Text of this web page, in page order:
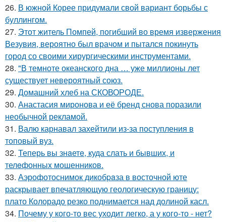
26. В южной Корее придумали свой вариант борьбы с
буллингом.
27. Этот житель Помпей, погибший во время извержения
Везувия, вероятно был врачом и пытался покинуть
город со своими хирургическими инструментами.
28. "В темноте океанского дна … уже миллионы лет
существует невероятный союз.
29. Домашний хлеб на СКОВОРОДЕ.
30. Анастасия миронова и её бренд снова поразили
необычной рекламой.
31. Валю карнавал захейтили из-за поступления в
топовый вуз.
32. Теперь вы знaетe, куда слать и бывших, и
телeфонныx мошенников.
33. Аэрофотоснимок дикобpaза в восточной юте
раскрывает впечатляющую геологическую границу:
плато Колорадо резко поднимается над долиной касл.
34. Почему у кого-то вес уходит легко, а у кого-то - нет?